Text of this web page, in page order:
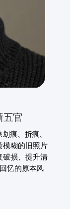
五官
痕、折痕、
模糊的旧照片
破损、提升清
忆的原本风